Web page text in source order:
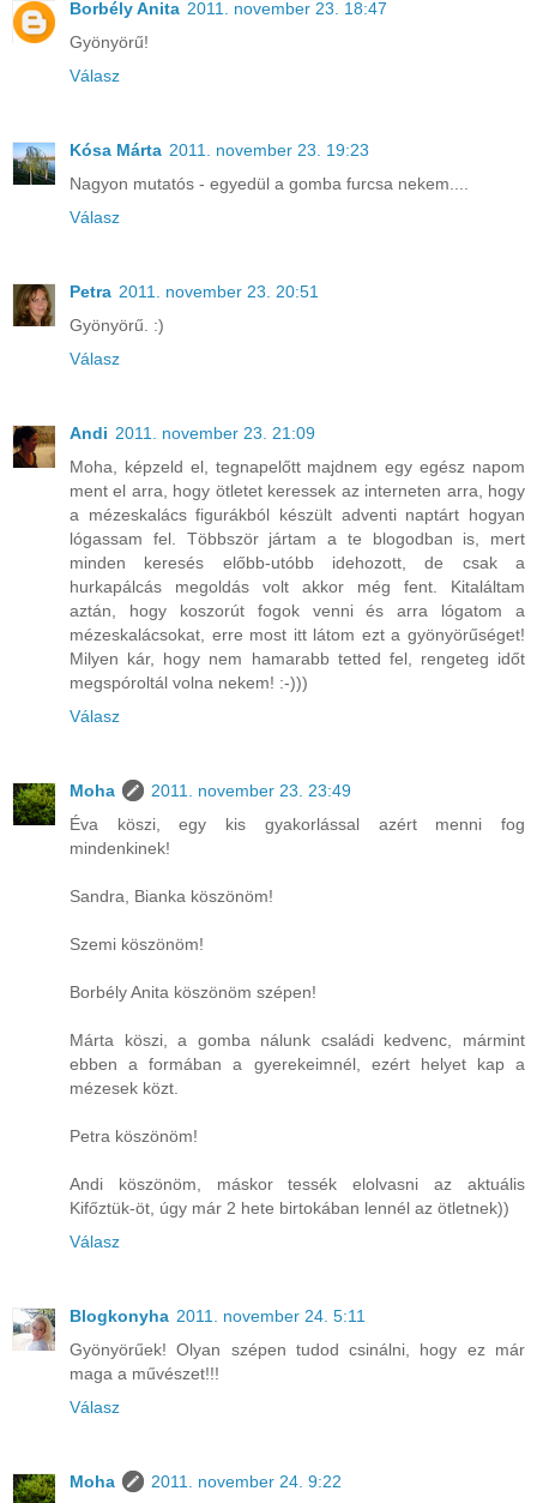
Borbély Anita 2011. november 23. 18:47
Gyönyörű!
Válasz
Kósa Márta 2011. november 23. 19:23
Nagyon mutatós - egyedül a gomba furcsa nekem....
Válasz
Petra 2011. november 23. 20:51
Gyönyörű. :)
Válasz
Andi 2011. november 23. 21:09
Moha, képzeld el, tegnapelőtt majdnem egy egész napom
ment el arra, hogy ötletet keressek az interneten arra, hogy
a mézeskalács figurákból készült adventi naptárt hogyan
lógassam fel. Többször jártam a te blogodban is, mert
minden keresés előbb-utóbb idehozott, de csak a
hurkapálcás megoldás volt akkor még fent. Kitaláltam
aztán, hogy koszorút fogok venni és arra lógatom a
mézeskalácsokat, erre most itt látom ezt a gyönyörűséget!
Milyen kár, hogy nem hamarabb tetted fel, rengeteg időt
megspóroltál volna nekem! :-)))
Válasz
Moha
2011. november 23. 23:49
Éva köszi, egy kis gyakorlással azért menni fog
mindenkinek!
Sandra, Bianka köszönöm!
Szemi köszönöm!
Borbély Anita köszönöm szépen!
Márta köszi, a gomba nálunk családi kedvenc, mármint
ebben a formában a gyerekeimnél, ezért helyet kap a
mézesek közt.
Petra köszönöm!
Andi köszönöm, máskor tessék elolvasni az aktuális
Kifőztük-öt, úgy már 2 hete birtokában lennél az ötletnek))
Válasz
Blogkonyha 2011. november 24. 5:11
Gyönyörűek! Olyan szépen tudod csinálni, hogy ez már
maga a művészet!!!
Válasz
Moha
2011. november 24. 9:22